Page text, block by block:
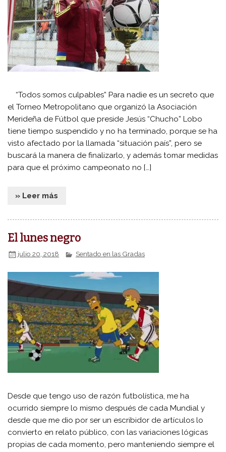
“Todos somos culpables” Para nadie es un secreto que
el Torneo Metropolitano que organizó la Asociación
Merideña de Fútbol que preside Jesús “Chucho” Lobo
tiene tiempo suspendido y no ha terminado, porque se ha
visto afectado por la llamada “situación país”, pero se
buscará la manera de finalizarlo, y además tomar medidas
para que el próximo campeonato no […]
» Leer más
El lunes negro
julio 20, 2018 Sentado en las Gradas
Desde que tengo uso de razón futbolística, me ha
ocurrido siempre lo mismo después de cada Mundial y
desde que me dio por ser un escribidor de artículos lo
convierto en relato público, con las variaciones lógicas
propias de cada momento, pero manteniendo siempre el